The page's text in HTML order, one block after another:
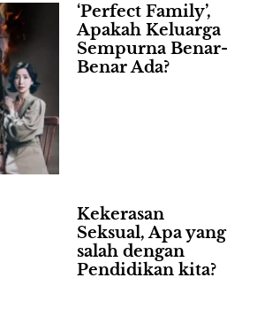
‘Perfect Family’,
Apakah Keluarga
Sempurna Benar-
Benar Ada?
Kekerasan
Seksual, Apa yang
salah dengan
Pendidikan kita?